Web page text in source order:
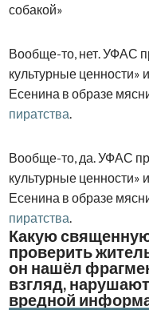
собакой»
Вообще-то, нет. УФАС
культурные ценности»
Есенина в образе
пиратства.
Вообще-то, да. УФАС
культурные ценности»
Есенина в образе
пиратства.
Какую
проверить
он нашёл
взгляд,
вредной